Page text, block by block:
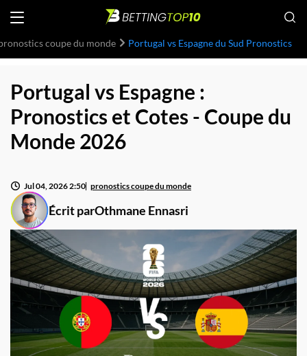
coupe du monde Portugal vs Espagne du Sud Pronostics
Portugal vs Espagne :
Pronostics et Cotes - Coupe du
Monde 2026
Écrit parOthmane Ennasri
Jul 04, 2026 2:50 pronostics coupe du monde